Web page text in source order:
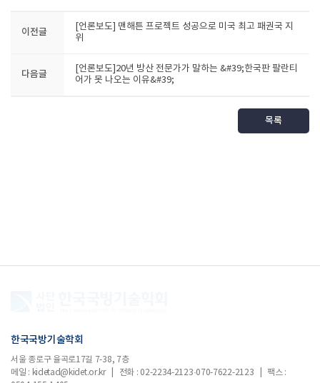
이전글
[언론보도] 맨해튼 프로젝트 성공으로 미국 최고 패권국 지
위
다음글
[언론보도]20년 방산 전문가가 말하는 &#39;한국판 팔란티
어가 못 나오는 이유&#39;
목록
한국국방기술학회
서울 종로구 율곡로17길 7-38, 7층
메일 : kidetad@kidet.or.kr | 전화 : 02-2234-2123·070-7622-2123 | 팩스 :